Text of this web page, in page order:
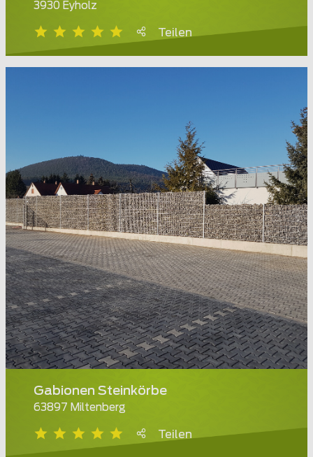
3930 Eyholz
Teilen
Gabionen Steinkörbe
63897 Miltenberg
Teilen